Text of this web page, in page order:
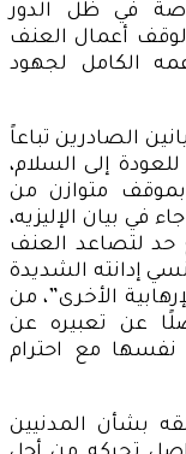
في ظل الدور
أعمال العنف
الكامل لجهود
الصادرين تباعاً
إلى السلام،
متوازن من
في بيان الإليزيه،
لتصاعد العنف
إدانته الشديدة
الأخرى”، من
عن تعبيره عن
مع احترام
بشأن المدنيين